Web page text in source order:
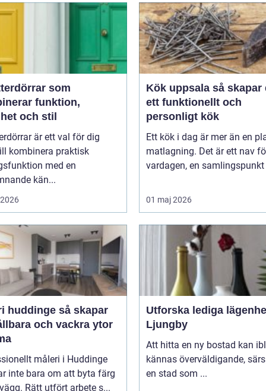
som
funktion,
och stil
är ett val för dig
kombinera praktisk
med en
kän...
Kök uppsala så skapar du
ett funktionellt och
personligt kök
Ett kök i dag är mer än en
matlagning. Det är ett nav
vardagen, en
01 maj 2026
så skapar
och vackra ytor
måleri i Huddinge
inte bara om att byta färg
Rätt utfört arbete s...
Utforska lediga
Ljungby
Att hitta en ny bostad kan
kännas överväldigande,
en stad som ...